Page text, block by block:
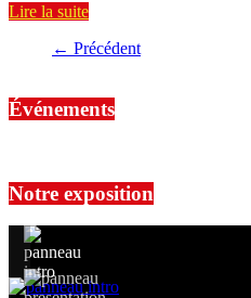
Lire la suite
← Précédent
Événements
Notre exposition